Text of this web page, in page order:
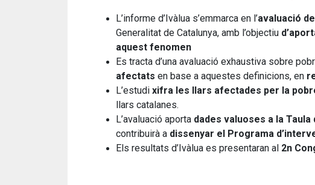
L’informe d’Ivàlua s’emmarca en l’avaluació
Generalitat de Catalunya, amb l’objectiu
aquest fenomen
Es tracta d’una avaluació exhaustiva sobre
afectats en base a aquestes definicions, en
L’estudi xifra les llars afectades per la
llars catalanes.
L’avaluació aporta dades valuoses a la
contribuirà a dissenyar el Programa
Els resultats d’Ivàlua es presentaran al 2n